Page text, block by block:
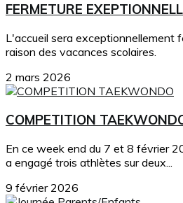
FERMETURE
L'accueil sera exceptionnellement
raison des vacances scolaires.
2 mars 2026
COMPETITION
En ce week end du 7 et 8 février
a engagé trois athlètes sur deux...
9 février 2026